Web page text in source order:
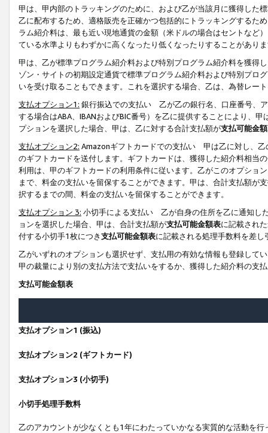
甲は、甲内部のトラッキングのために、および乙が当該月に獲得した
乙に配布するため、適格販売を正確かつ包括的にトラッキングするた
ラム紹介料は、最も近い現地通貨の金額（米ドルの場合はセントなど
ている水準よりもわずかに高くなったり低くなったりすることがあり
甲は、乙が標準プログラム紹介料および特別プログラム紹介料を獲得
ゾン・サイトの初期設定通貨で標準プログラム紹介料および特別プロ
いを受け取ることもできます。これを選択する場合、乙は、為替レー
支払オプション1: 銀行振込での支払い 乙が乙の銀行名、口座番号、
する場合はABA、IBANおよびBIC番号）を乙に提供することにより、
プションを選択した場合、甲は、乙に対する合計支払額が支払可能金
支払オプション2: Amazonギフトカードでの支払い 甲は乙に対し、乙
のギフトカードを送付します。ギフトカードは、獲得した紹介料相当
利用は、甲のギフトカードの利用条件に従います。乙がこのオプショ
まで、料金の支払いを留保することができます。甲は、合計支払額が
択するまでの間、料金の支払いを留保することができます。
支払オプション 3: 小切手による支払い 乙が自身の住所を乙に通知し
ョンを選択した場合、甲は、合計支払額が支払可能金額表に記載され
付する小切手1枚につき支払可能金額表に記載される処理手数料を差し
乙がいずれのオプションも選択せず、支払用の有効な情報も登録して
甲の裁量により別の支払方法で支払いをするか、獲得した紹介料の支
支払可能金額表
支払オプション1 (振込)
支払オプション2 (ギフトカード)
支払オプション3 (小切手)
小切手処理手数料
乙のアカウントが少なくとも1年にわたっていかなる実質的な活動を